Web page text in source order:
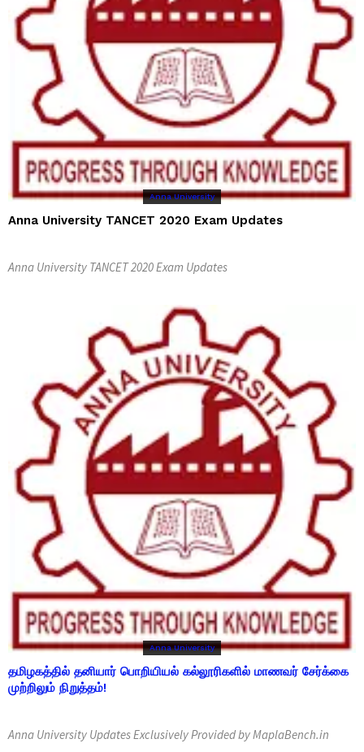
Anna University
Anna University TANCET 2020 Exam Updates
Anna University TANCET 2020 Exam Updates
Anna University
தமிழகத்தில் தனியார் பொறியியல் கல்லூரிகளில் மாணவர் சேர்க்கை
முற்றிலும் நிறுத்தம்!
Anna University Updates Exclusively Provided by MaplaBench.in